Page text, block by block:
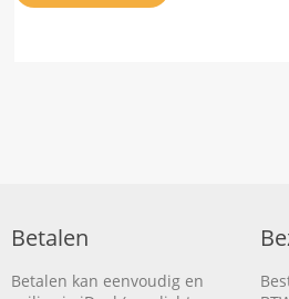
Betalen
Betalen kan eenvoudig en